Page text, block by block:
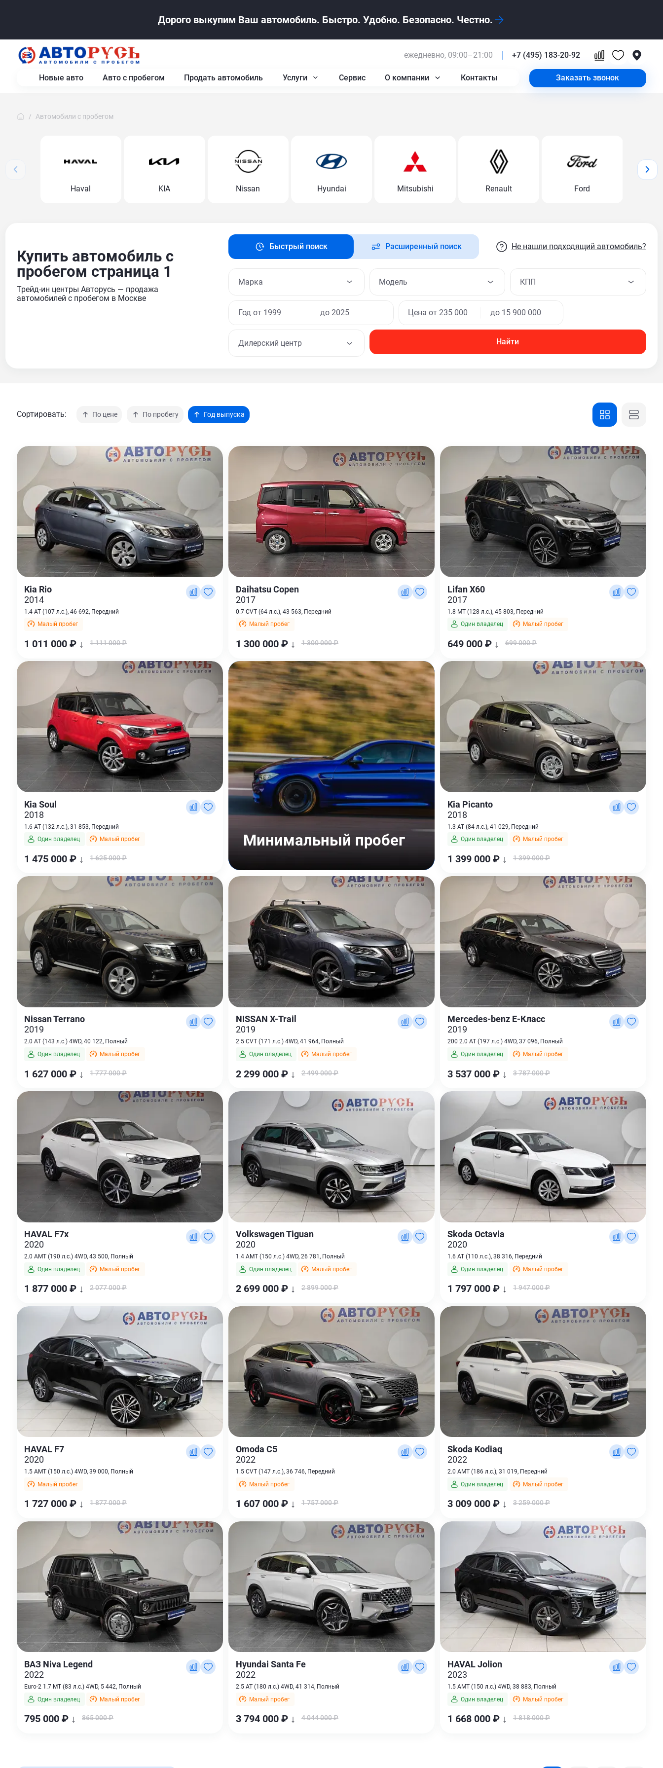
Дорого выкупим Ваш автомобиль. Быстро. Удобно. Безопасно. Честно.
Новые авто Авто с пробегом Продать автомобиль Услуги Сервис О компании Контакты
ежедневно, 09:00–21:00 +7 (495) 183-20-92
Заказать звонок
Автомобили с пробегом
Haval KIA Nissan Hyundai Mitsubishi Renault Ford
Купить автомобиль с
пробегом страница 1
Трейд-ин центры Авторусь — продажа
автомобилей с пробегом в Москве
Быстрый поиск Расширенный поиск Не нашли подходящий автомобиль?
Модель КПП
Дилерский центр Найти
Сортировать: По цене По пробегу Год выпуска
Kia Rio
2014
1.4 AT (107 л.с.), 46 692, Передний
Малый пробег
1 011 000 ₽ ↓ 1 111 000 ₽
Daihatsu Copen
2017
0.7 CVT (64 л.с.), 43 563, Передний
Малый пробег
1 300 000 ₽ ↓ 1 300 000 ₽
Lifan X60
2017
1.8 MT (128 л.с.), 45 803, Передний
Один владелец
Малый пробег
649 000 ₽ ↓ 699 000 ₽
Kia Soul
2018
1.6 AT (132 л.с.), 31 853, Передний
Один владелец
Малый пробег
1 475 000 ₽ ↓ 1 625 000 ₽
Минимальный пробег
Kia Picanto
2018
1.3 AT (84 л.с.), 41 029, Передний
Один владелец
Малый пробег
1 399 000 ₽ ↓ 1 399 000 ₽
Nissan Terrano
2019
2.0 AT (143 л.с.) 4WD, 40 122, Полный
Один владелец
Малый пробег
1 627 000 ₽ ↓ 1 777 000 ₽
NISSAN X-Trail
2019
2.5 CVT (171 л.с.) 4WD, 41 964, Полный
Один владелец
Малый пробег
2 299 000 ₽ ↓ 2 499 000 ₽
Mercedes-benz E-Класс
2019
200 2.0 AT (197 л.с.) 4WD, 37 096, Полный
Один владелец
Малый пробег
3 537 000 ₽ ↓ 3 787 000 ₽
HAVAL F7x
2020
2.0 AMT (190 л.с.) 4WD, 43 500, Полный
Один владелец
Малый пробег
1 877 000 ₽ ↓ 2 077 000 ₽
Volkswagen Tiguan
2020
1.4 AMT (150 л.с.) 4WD, 26 781, Полный
Один владелец
Малый пробег
2 699 000 ₽ ↓ 2 899 000 ₽
Skoda Octavia
2020
1.6 AT (110 л.с.), 38 316, Передний
Один владелец
Малый пробег
1 797 000 ₽ ↓ 1 947 000 ₽
HAVAL F7
2020
1.5 AMT (150 л.с.) 4WD, 39 000, Полный
Малый пробег
1 727 000 ₽ ↓ 1 877 000 ₽
Omoda C5
2022
1.5 CVT (147 л.с.), 36 746, Передний
Малый пробег
1 607 000 ₽ ↓ 1 757 000 ₽
Skoda Kodiaq
2022
2.0 AMT (186 л.с.), 31 019, Передний
Один владелец
Малый пробег
3 009 000 ₽ ↓ 3 259 000 ₽
ВАЗ Niva Legend
2022
Euro-2 1.7 MT (83 л.с.) 4WD, 5 442, Полный
Один владелец
Малый пробег
795 000 ₽ ↓ 865 000 ₽
Hyundai Santa Fe
2022
2.5 AT (180 л.с.) 4WD, 41 314, Полный
Малый пробег
3 794 000 ₽ ↓ 4 044 000 ₽
HAVAL Jolion
2023
1.5 AMT (150 л.с.) 4WD, 38 883, Полный
Один владелец
Малый пробег
1 668 000 ₽ ↓ 1 818 000 ₽